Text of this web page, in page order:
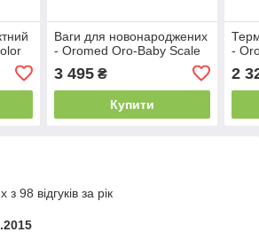
Ваги для новонароджених
- Oromed Oro-Baby Scale
3 495₴
Купити
-
2
98 відгуків за рік